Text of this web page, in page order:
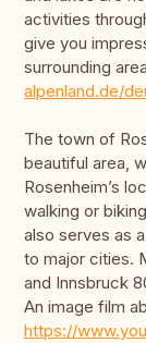
activities
give you
surrounding
alpenland.de/
The town of
beautiful area,
Rosenheim’s
walking or
also serves as
to major cities.
and Innsbruck
An image film
https://